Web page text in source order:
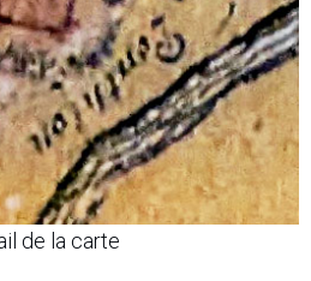
de la carte